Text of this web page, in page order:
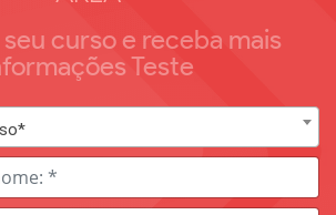
curso e receba mais
Teste